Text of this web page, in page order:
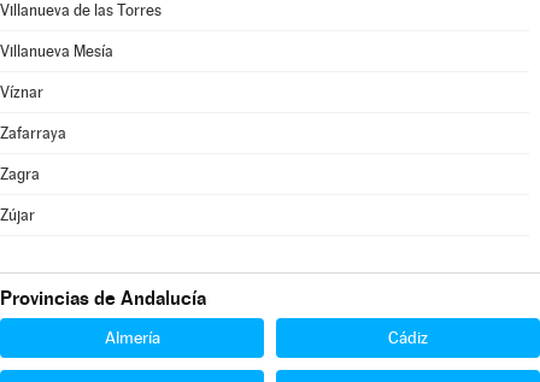
Villanueva de las Torres
Villanueva Mesía
Víznar
Zafarraya
Zagra
Zújar
Provincias de Andalucía
Almería Cádiz